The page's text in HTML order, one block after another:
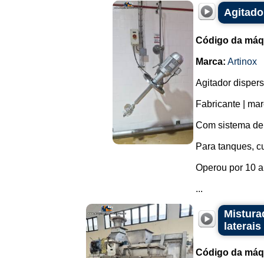
Código da
Marca: Artinox
Agitador
Fabricante |
Com sistema
Para tanques,
Operou por 10
...
laterais
Código da